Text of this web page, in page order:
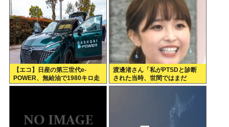
【エコ】日産の第三世代e-
POWER、無給油で1980キロ走
ってギネス記録達成
渡邊渚さん「私がPTSDと診断
された当時、世間ではまだ
PTSDという言葉は浸透されて